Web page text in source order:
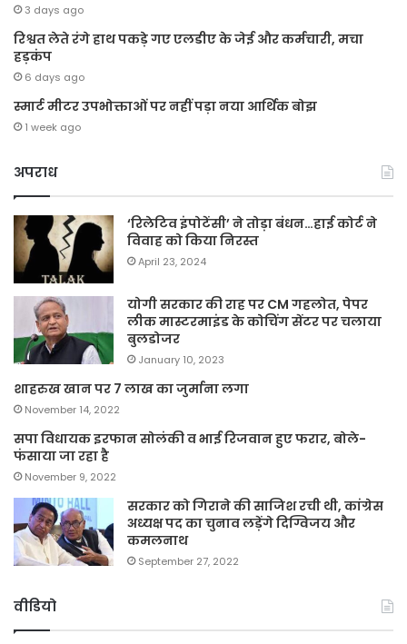
3 days ago
रिश्वत लेते रंगे हाथ पकड़े गए एलडीए के जेई और कर्मचारी, मचा
हड़कंप
6 days ago
स्मार्ट मीटर उपभोक्ताओं पर नहीं पड़ा नया आर्थिक बोझ
1 week ago
अपराध
‘रिलेटिव इंपोटेंसी’ ने तोड़ा बंधन…हाई कोर्ट ने
विवाह को किया निरस्त
April 23, 2024
योगी सरकार की राह पर CM गहलोत, पेपर
लीक मास्टरमाइंड के कोचिंग सेंटर पर चलाया
बुलडोजर
January 10, 2023
शाहरुख खान पर 7 लाख का जुर्माना लगा
November 14, 2022
सपा विधायक इरफान सोलंकी व भाई रिजवान हुए फरार, बोले-
फंसाया जा रहा है
November 9, 2022
सरकार को गिराने की साजिश रची थी, कांग्रेस
अध्यक्ष पद का चुनाव लड़ेंगे दिग्विजय और
कमलनाथ
September 27, 2022
वीडियो